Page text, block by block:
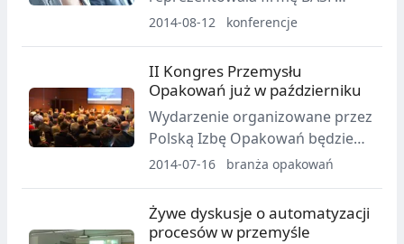
podczas drugiej edycji
poświęconej relacjom
inwestorskim.
2014-08-12 konferencje
II Kongres Przemysłu
Opakowań już w październiku
Wydarzenie organizowane przez
Polską Izbę Opakowań będzie
towarzyszyło tegorocznym
2014-07-16 branża opakowań
Żywe dyskusje o automatyzacji
procesów w przemyśle